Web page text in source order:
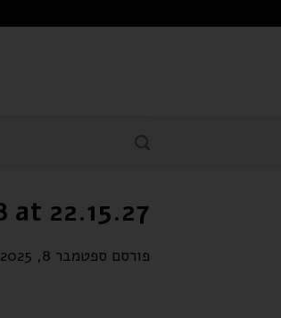
22.15.27
פורסם ספטמבר 8, 2025